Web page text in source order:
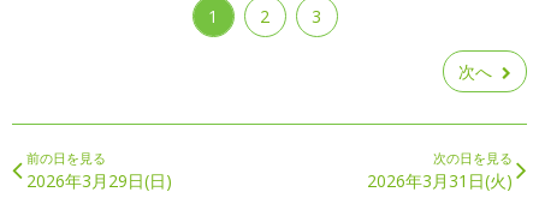
1 2 3
次へ
前の日を見る
2026年3月29日(日)
次の日を見る
2026年3月31日(火)